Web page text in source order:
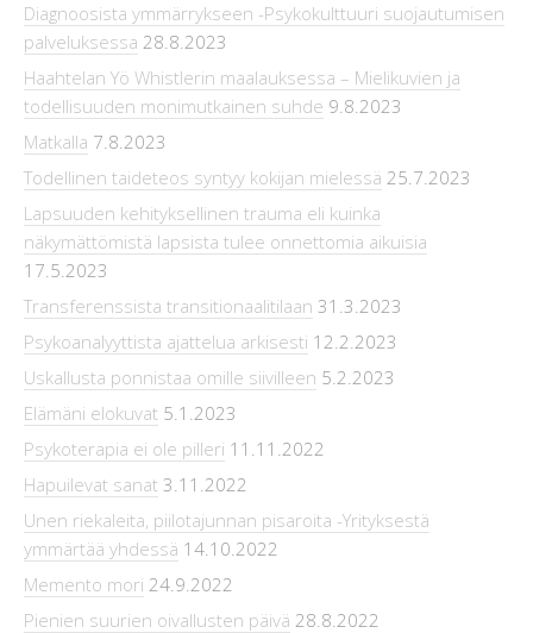
Diagnoosista ymmärrykseen -Psykokulttuuri suojautumisen
palveluksessa 28.8.2023
Haahtelan Yö Whistlerin maalauksessa – Mielikuvien ja
todellisuuden monimutkainen suhde 9.8.2023
Matkalla 7.8.2023
Todellinen taideteos syntyy kokijan mielessä 25.7.2023
Lapsuuden kehityksellinen trauma eli kuinka
näkymättömistä lapsista tulee onnettomia aikuisia
17.5.2023
Transferenssista transitionaalitilaan 31.3.2023
Psykoanalyyttista ajattelua arkisesti 12.2.2023
Uskallusta ponnistaa omille siivilleen 5.2.2023
Elämäni elokuvat 5.1.2023
Psykoterapia ei ole pilleri 11.11.2022
Hapuilevat sanat 3.11.2022
Unen riekaleita, piilotajunnan pisaroita -Yrityksestä
ymmärtää yhdessä 14.10.2022
Memento mori 24.9.2022
Pienien suurien oivallusten päivä 28.8.2022